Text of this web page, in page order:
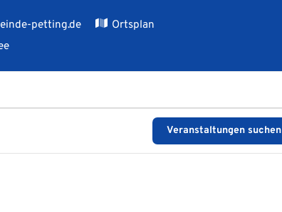
petting.de
Ortsplan
Veranstaltungen suchen